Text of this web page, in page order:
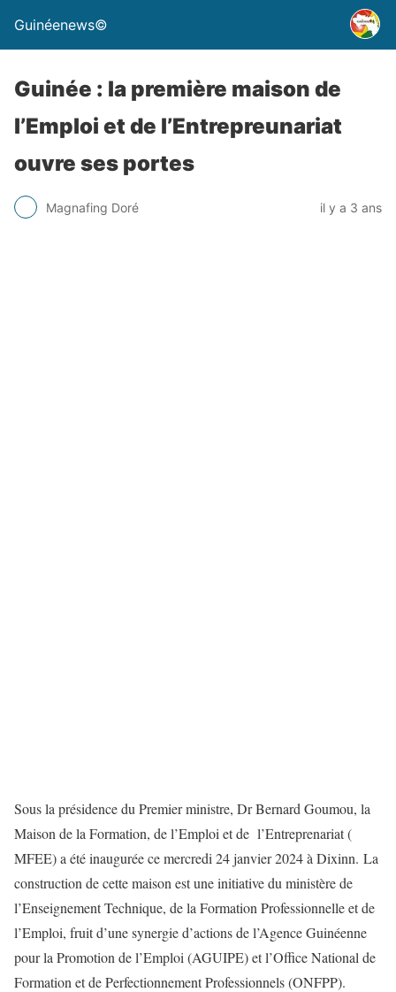
Guinéenews©
Guinée : la première maison de
l’Emploi et de l’Entrepreunariat
ouvre ses portes
Magnafing Doré il y a 3 ans
Sous la présidence du Premier ministre, Dr Bernard Goumou, la
Maison de la Formation, de l’Emploi et de l’Entreprenariat (
MFEE) a été inaugurée ce mercredi 24 janvier 2024 à Dixinn. La
construction de cette maison est une initiative du ministère de
l’Enseignement Technique, de la Formation Professionnelle et de
l’Emploi, fruit d’une synergie d’actions de l’Agence Guinéenne
pour la Promotion de l’Emploi (AGUIPE) et l’Office National de
Formation et de Perfectionnement Professionnels (ONFPP).